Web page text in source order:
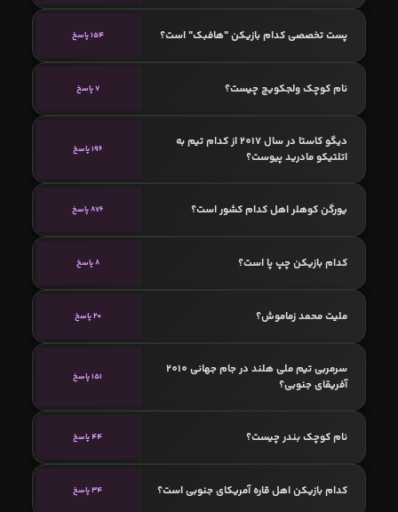
پست تخصصی کدام بازیکن "هافبک" است؟ 154 پاسخ
نام کوچک ولجکویچ چیست؟ 7 پاسخ
دیگو کاستا در سال 2017 از کدام تیم به
اتلتیکو مادرید پیوست؟
196 پاسخ
یورگن کوهلر اهل کدام کشور است؟ 876 پاسخ
کدام بازیکن چپ پا است؟ 8 پاسخ
ملیت محمد زماموش؟ 20 پاسخ
سرمربی تیم ملی هلند در جام جهانی 2010
آفریقای جنوبی؟
151 پاسخ
نام کوچک بندر چیست؟ 44 پاسخ
کدام بازیکن اهل قاره آمریکای جنوبی است؟ 34 پاسخ